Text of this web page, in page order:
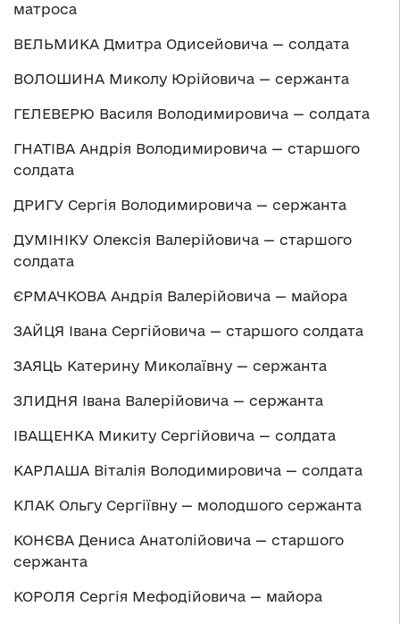
матроса
ВЕЛЬМИКА Дмитра Одисейовича — солдата
ВОЛОШИНА Миколу Юрійовича — сержанта
ГЕЛЕВЕРЮ Василя Володимировича — солдата
ГНАТІВА Андрія Володимировича — старшого
солдата
ДРИГУ Сергія Володимировича — сержанта
ДУМІНІКУ Олексія Валерійовича — старшого
солдата
ЄРМАЧКОВА Андрія Валерійовича — майора
ЗАЙЦЯ Івана Сергійовича — старшого солдата
ЗАЯЦЬ Катерину Миколаївну — сержанта
ЗЛИДНЯ Івана Валерійовича — сержанта
ІВАЩЕНКА Микиту Сергійовича — солдата
КАРЛАША Віталія Володимировича — солдата
КЛАК Ольгу Сергіївну — молодшого сержанта
КОНЄВА Дениса Анатолійовича — старшого
сержанта
КОРОЛЯ Сергія Мефодійовича — майора